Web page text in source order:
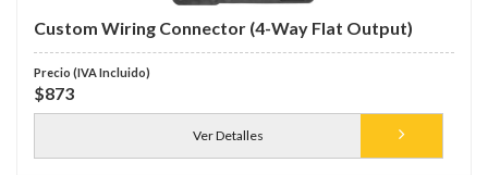
Custom Wiring Connector (4-Way Flat Output)
$873
Ver Detalles